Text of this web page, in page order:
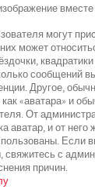
могут
может
сообщений
Другое,
«аватара» и
От
аватар, и от него
Если
свяжитесь с
причин.